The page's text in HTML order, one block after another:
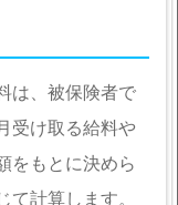
は、被保険者で
受け取る給料や
をもとに決めら
て計算します。